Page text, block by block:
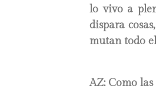
lo vivo a
dispara
mutan todo
AZ: Como las